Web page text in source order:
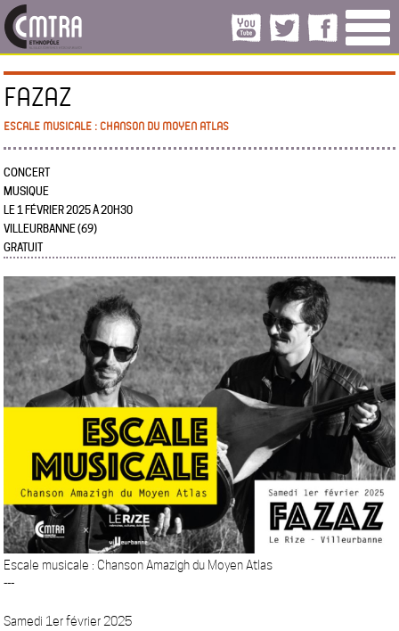
FAZAZ
ESCALE MUSICALE : CHANSON DU MOYEN ATLAS
CONCERT
MUSIQUE
LE 1 FÉVRIER 2025 À 20H30
VILLEURBANNE (69)
GRATUIT
Escale musicale : Chanson Amazigh du Moyen Atlas
---
Samedi 1er février 2025